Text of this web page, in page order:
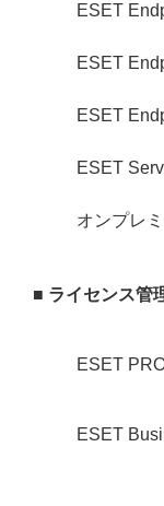
ESET
ESET
ESET
ESET
オンプレ
■ ライセンス管
ESET
ESET